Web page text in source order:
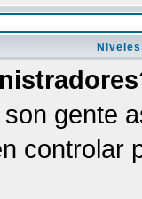
gente
controlar